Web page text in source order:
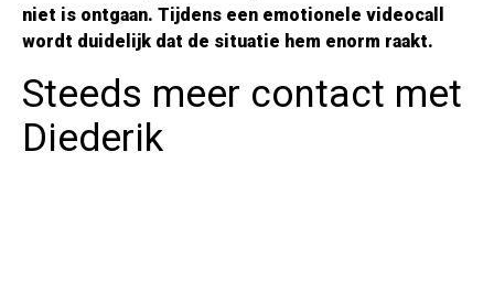
niet is ontgaan. Tijdens een emotionele videocall
wordt duidelijk dat de situatie hem enorm raakt.
Steeds meer contact met
Diederik